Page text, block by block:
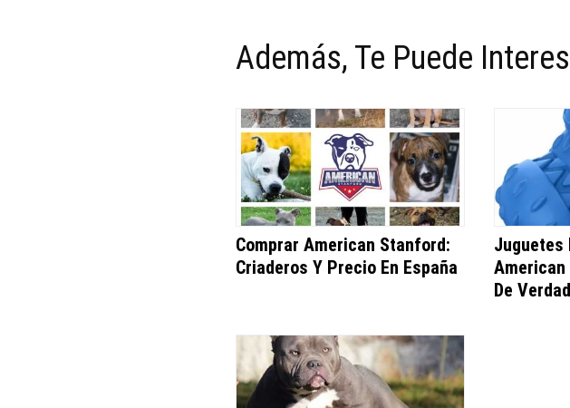
Además, Te Puede
Comprar American Stanford:
Criaderos Y Precio En España
Juguetes
American
De Verdad